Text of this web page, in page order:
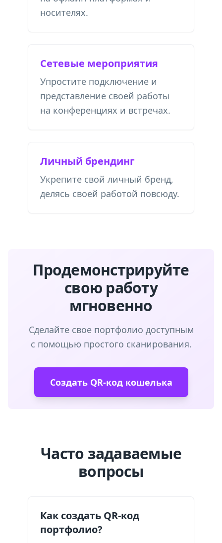
носителях.
Сетевые мероприятия
Упростите подключение и
представление своей работы
на конференциях и встречах.
Личный брендинг
Укрепите свой личный бренд,
делясь своей работой повсюду.
Продемонстрируйте
свою работу
мгновенно
Сделайте свое портфолио доступным
с помощью простого сканирования.
Создать QR-код кошелька
Часто задаваемые
вопросы
Как создать QR-код
портфолио?